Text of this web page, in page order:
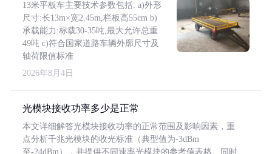
13米平板车主要技术参数包括: a)外形
尺寸:长13m×宽2.45m,栏板高55cm b)
承载能力:标载30-35吨,最大允许总重
49吨 c)符合国家道路车辆外廓尺寸及
轴荷限值标准
2026年8月4日
光模块接收功率多少是正常
本文详细解答光模块接收功率的正常范围及影响因素，重
点分析千兆光模块的收光标准（典型值为-3dBm
至-24dBm），并提供不同速率光模块的参考值表格。同时